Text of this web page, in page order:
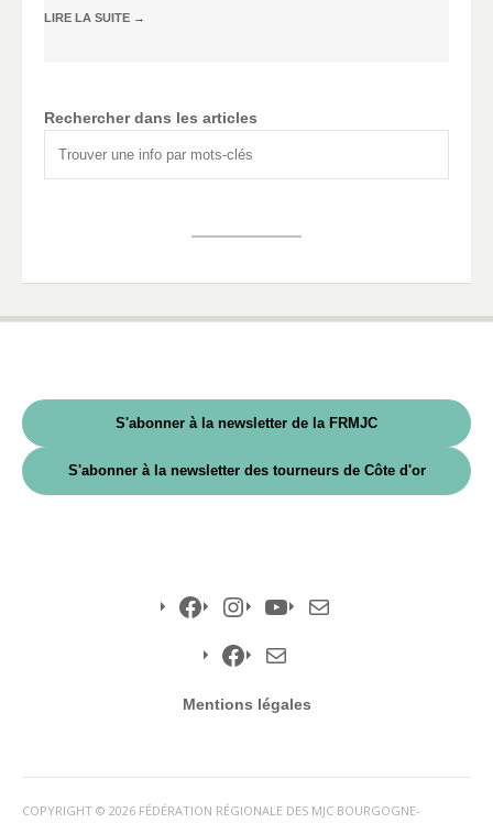
LIRE LA SUITE →
Rechercher dans les articles
S'abonner à la newsletter de la FRMJC
S'abonner à la newsletter des tourneurs de Côte d'or
Facebook
Facebook
mail
Mentions légales
COPYRIGHT © 2026 FÉDÉRATION RÉGIONALE DES MJC BOURGOGNE-